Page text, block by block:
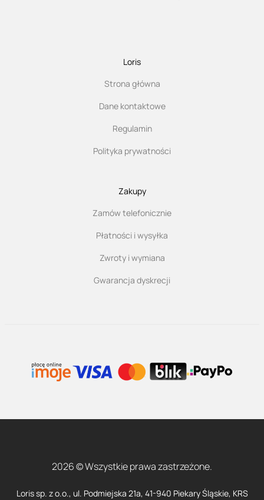
Loris
Strona główna
Dane kontaktowe
Regulamin
Polityka prywatności
Zakupy
Zamów telefonicznie
Płatności i wysyłka
Zwroty i wymiana
Gwarancja dyskrecji
2026 © Wszystkie prawa zastrzeżone.
Loris sp. z o.o., ul. Podmiejska 21a, 41-940 Piekary Śląskie, KRS